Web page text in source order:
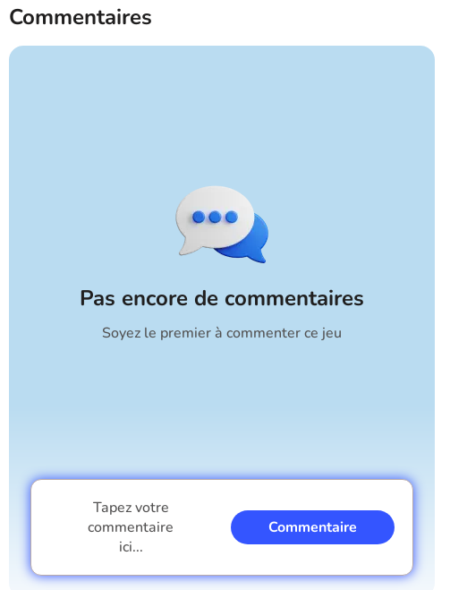
Commentaires
Pas encore de commentaires
Soyez le premier à commenter ce jeu
Tapez votre
commentaire
ici...
Commentaire